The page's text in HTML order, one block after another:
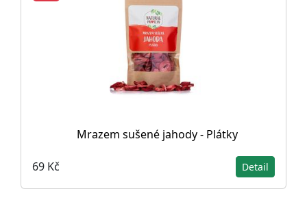
Mrazem sušené jahody - Plátky
69 Kč Detail